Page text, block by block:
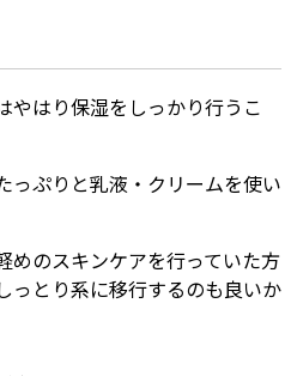
やはり保湿をしっかり行うこ
っぷりと乳液・クリームを使い
めのスキンケアを行っていた方
っとり系に移行するのも良いか